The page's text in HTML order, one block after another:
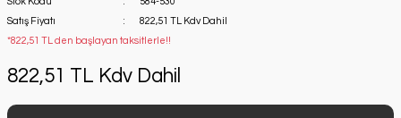
Satış Fiyatı
822,51 TL Kdv Dahil
*822,51 TL den başlayan taksitlerle!!
822,51 TL Kdv Dahil